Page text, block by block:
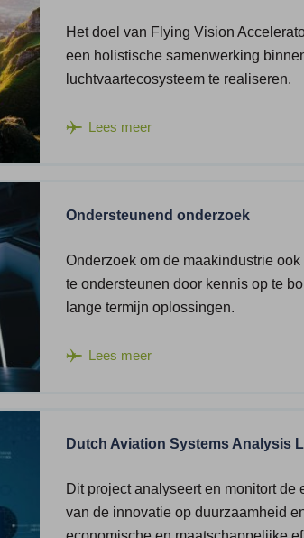
Het doel van Flying Vision
een holistische samenwerking
luchtvaartecosysteem te realiseren.
Lees meer
Ondersteunend onderzoek
Onderzoek om de maakindustrie ook
te ondersteunen door kennis op te
lange termijn oplossingen.
Lees meer
Dutch Aviation Systems Analysis
Dit project analyseert en monitort de
van de innovatie op duurzaamheid